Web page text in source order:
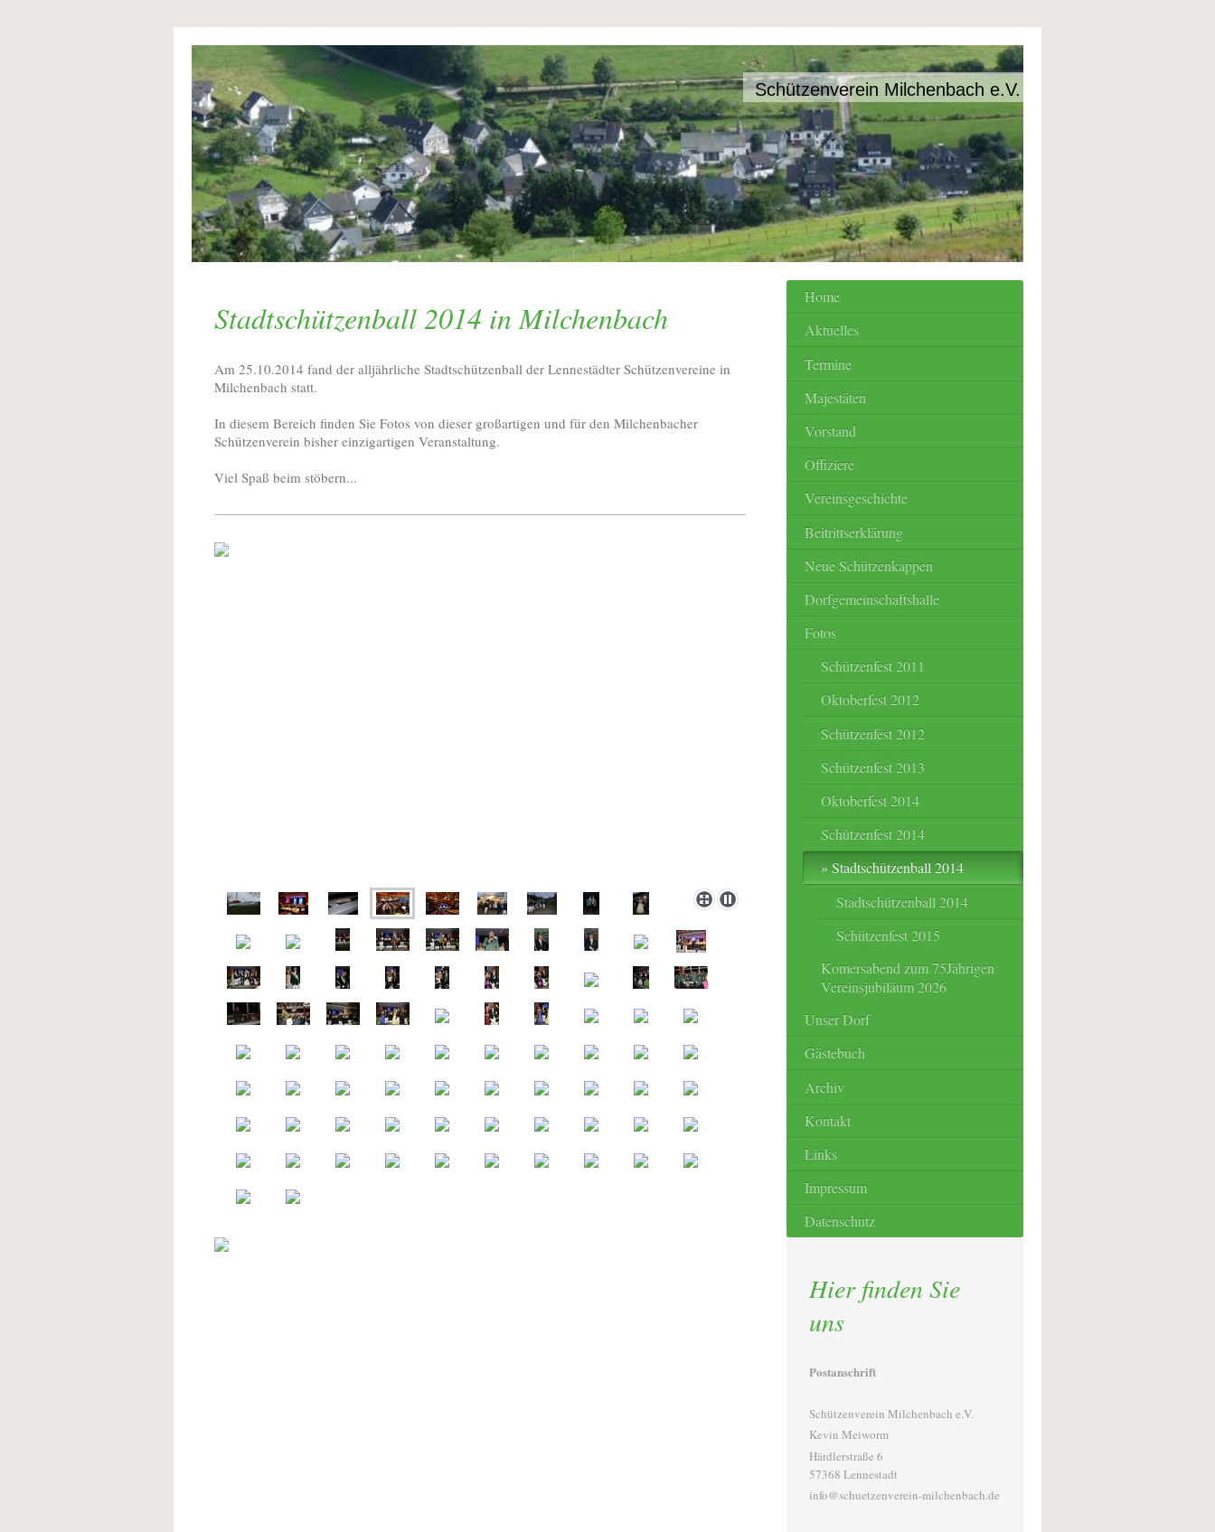
Schützenverein Milchenbach e.V.
Stadtschützenball 2014 in Milchenbach
Am 25.10.2014 fand der alljährliche Stadtschützenball der Lennestädter Schützenvereine in
Milchenbach statt.
In diesem Bereich finden Sie Fotos von dieser großartigen und für den Milchenbacher
Schützenverein bisher einzigartigen Veranstaltung.
Viel Spaß beim stöbern...
Home
Aktuelles
Termine
Majestäten
Vorstand
Offiziere
Vereinsgeschichte
Beitrittserklärung
Neue Schützenkappen
Dorfgemeinschaftshalle
Fotos
Schützenfest 2011
Oktoberfest 2012
Schützenfest 2012
Schützenfest 2013
Oktoberfest 2014
Schützenfest 2014
Stadtschützenball 2014
Stadtschützenball 2014
Schützenfest 2015
Komersabend zum 75Jährigen
Vereinsjubiläum 2026
Unser Dorf
Gästebuch
Archiv
Kontakt
Links
Impressum
Datenschutz
Hier finden Sie
uns
Postanschrift
Schützenverein Milchenbach e.V.
Kevin Meiworm
Härdlerstraße 6
57368 Lennestadt
info@schuetzenverein-milchenbach.de